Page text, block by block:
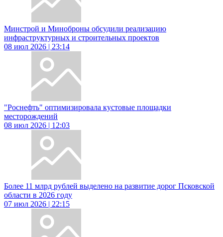
Минстрой и Миноброны обсудили реализацию
инфраструктурных и строительных проектов
08 июл 2026 | 23:14
"Роснефть" оптимизировала кустовые площадки
месторождений
08 июл 2026 | 12:03
Более 11 млрд рублей выделено на развитие дорог Псковской
области в 2026 году
07 июл 2026 | 22:15